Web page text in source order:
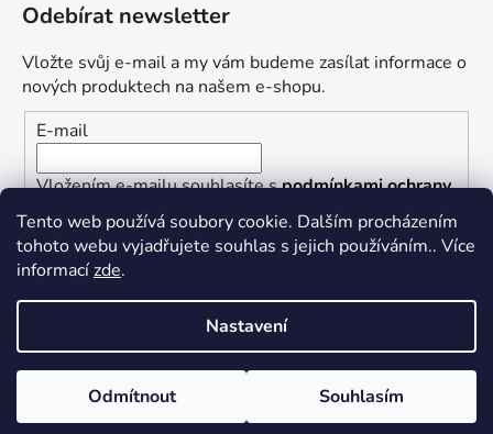
Tento web používá soubory cookie. Dalším procházením
tohoto webu vyjadřujete souhlas s jejich používáním.. Více
informacízde.
Nastavení
Odmítnout Souhlasím
Odebírat newsletter
Vložte svůj e-mail a my vám budeme zasílat informace o
nových produktech na našem e-shopu.
E-mail
Vložením e-mailu souhlasíte spodmínkami ochrany
osobních údajů
PŘIHLÁSIT SE
Vytvořil Shoptet
Copyright 2026
. Všechna práva
vyhrazena.